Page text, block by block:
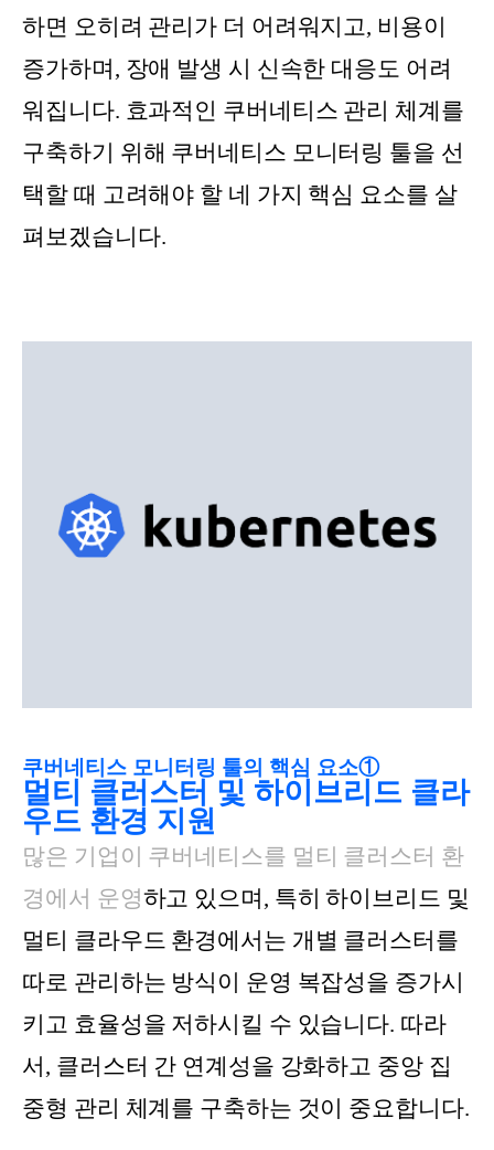
하면 오히려 관리가 더 어려워지고, 비용이
증가하며, 장애 발생 시 신속한 대응도 어려
워집니다. 효과적인 쿠버네티스 관리 체계를
구축하기 위해 쿠버네티스 모니터링 툴을 선
택할 때 고려해야 할 네 가지 핵심 요소를 살
펴보겠습니다.
쿠버네티스 모니터링 툴의 핵심 요소①
멀티 클러스터 및 하이브리드 클라
우드 환경 지원
많은 기업이 쿠버네티스를 멀티 클러스터 환
경에서 운영하고 있으며, 특히 하이브리드 및
멀티 클라우드 환경에서는 개별 클러스터를
따로 관리하는 방식이 운영 복잡성을 증가시
키고 효율성을 저하시킬 수 있습니다. 따라
서, 클러스터 간 연계성을 강화하고 중앙 집
중형 관리 체계를 구축하는 것이 중요합니다.